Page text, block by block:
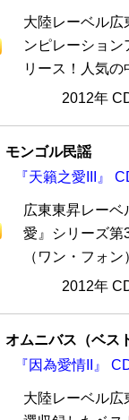
大陸レーベル広
ンピレーショ
リース！人気
2012年
モンゴル民謡
『天籟之愛III』
広東東昇レー
愛』シリーズ第
（ワン・フォ
2012年
オムニバス（ベス
『因為愛情II』
大陸レーベル広